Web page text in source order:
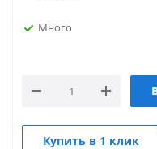
Много
Купить в 1 клик